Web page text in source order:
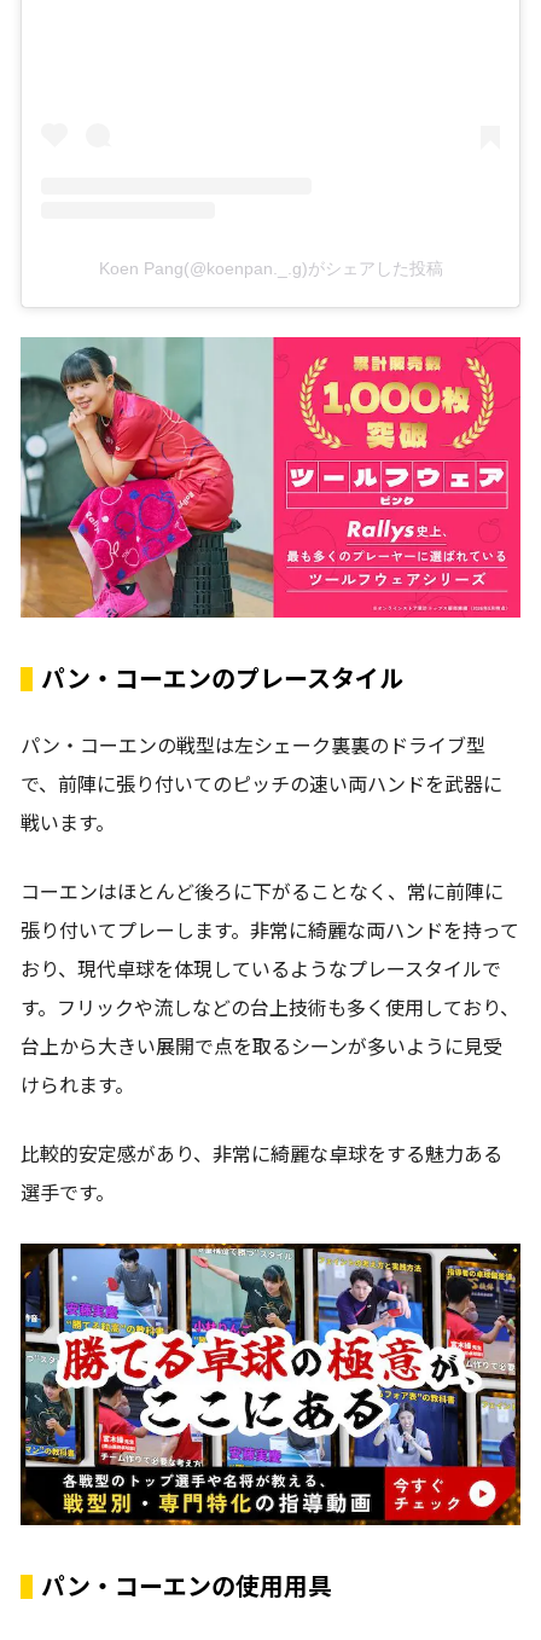
Koen Pang(@koenpan._.g)がシェアした投稿
パン・コーエンのプレースタイル
パン・コーエンの戦型は左シェーク裏裏のドライブ型
で、前陣に張り付いてのピッチの速い両ハンドを武器に
戦います。
コーエンはほとんど後ろに下がることなく、常に前陣に
張り付いてプレーします。非常に綺麗な両ハンドを持って
おり、現代卓球を体現しているようなプレースタイルで
す。フリックや流しなどの台上技術も多く使用しており、
台上から大きい展開で点を取るシーンが多いように見受
けられます。
比較的安定感があり、非常に綺麗な卓球をする魅力ある
選手です。
パン・コーエンの使用用具